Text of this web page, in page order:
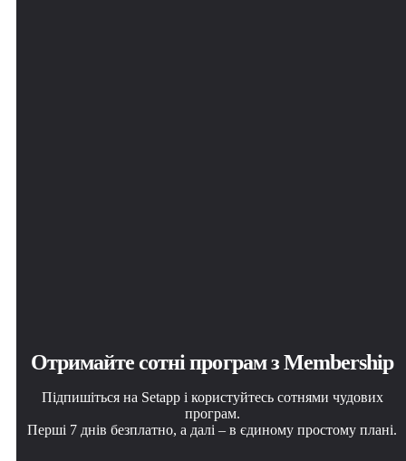
Отримайте сотні програм з Membership
Підпишіться на Setapp і користуйтесь сотнями чудових
програм.
Перші 7 днів безплатно, а далі – в єдиному простому плані.